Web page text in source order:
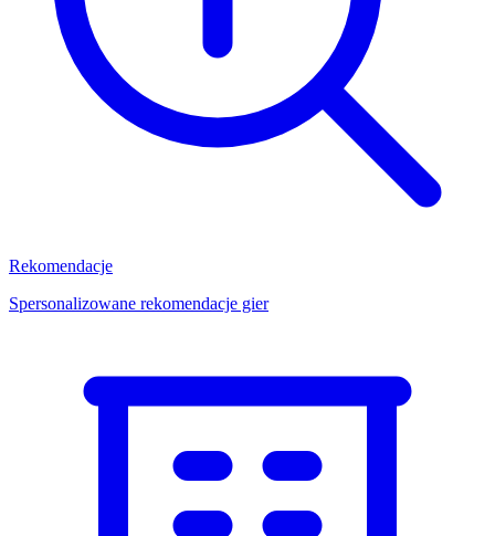
Rekomendacje
Spersonalizowane rekomendacje gier